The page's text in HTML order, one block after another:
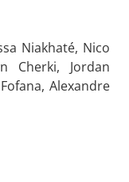
Niakhaté, Nico
Cherki, Jordan
Alexandre